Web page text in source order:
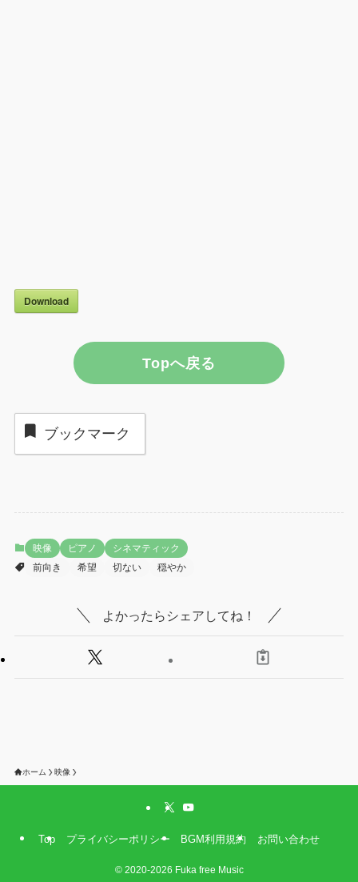
Download
Topへ戻る
ブックマーク
映像 ピアノ
シネマティック
前向き
希望 切ない 穏やか
よかったらシェアしてね！
ホーム 映像
Top プライバシーポリシー BGM利用規約 お問い合わせ
©2020-2026 Fuka free Music